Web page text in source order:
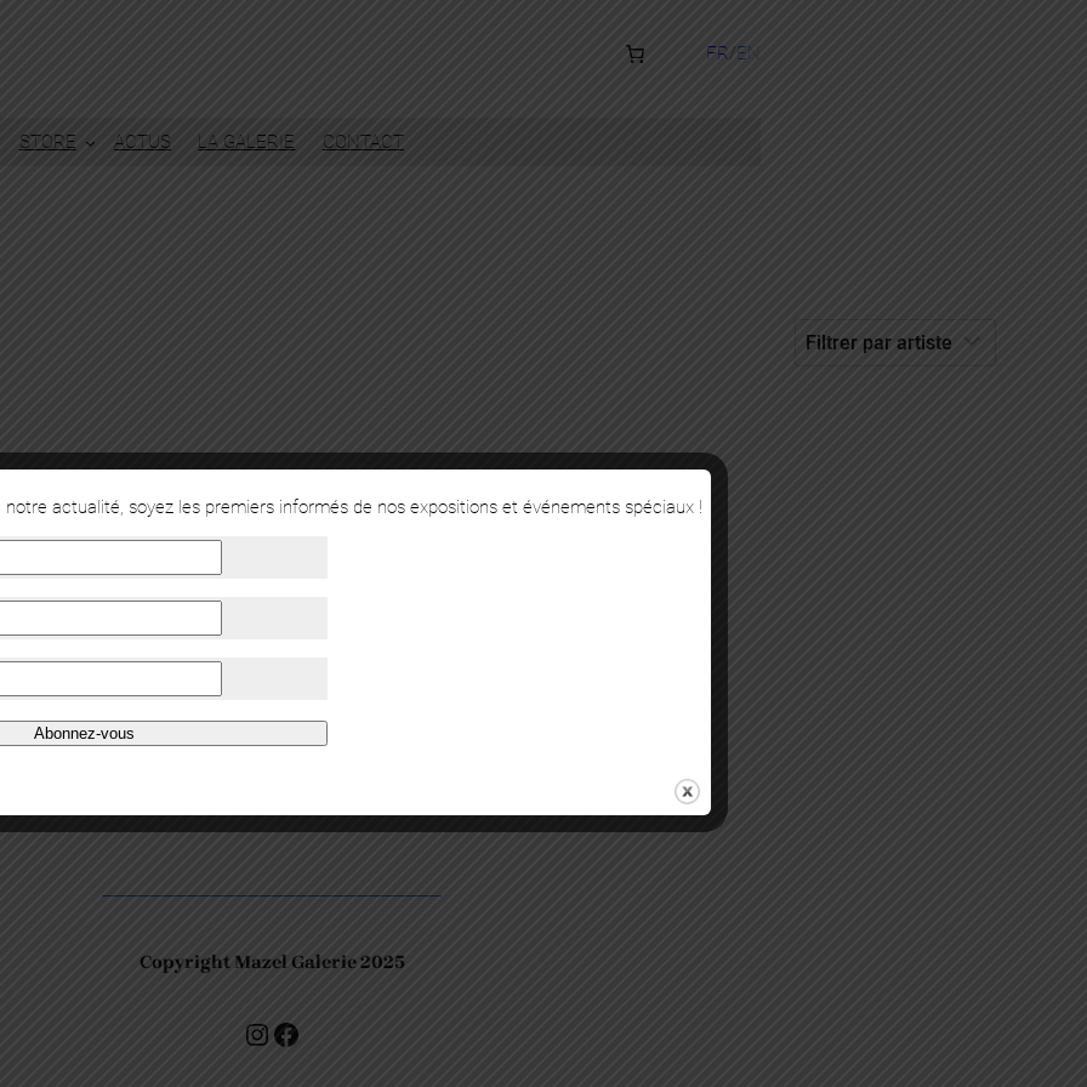
FR EN
STORE ACTUS LA GALERIE CONTACT
Copyright Mazel Galerie 2025
Check our photos on Instagram ! Facebook
actualité, soyez les premiers informés de nos expositions et événements spéciaux !
Abonnez-vous